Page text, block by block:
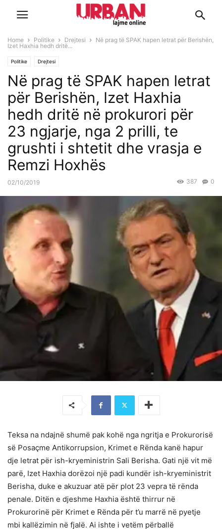
Home Politike Drejtesi
Në prag të SPAK hapen letrat për Berishën,
Izet Haxhia hedh dritë...
Politike Drejtesi
Në prag të SPAK hapen letrat
për Berishën, Izet Haxhia
hedh dritë në prokurori për
23 ngjarje, nga 2 prilli, te
grushti i shtetit dhe vrasja e
Remzi Hoxhës
02/10/2019 0
387
Teksa na ndajnë shumë pak kohë nga ngritja e Prokurorisë
së Posaçme Antikorrupsion, Krimet e Rënda kanë hapur
dje letrat për ish-kryeministrin Sali Berisha. Gati një vit më
parë, Izet Haxhia dorëzoi një padi kundër ish-kryeministrit
Berisha, duke e akuzuar atë për plot 23 vepra të rënda
penale. Ditën e djeshme Haxhia është thirrur në
Prokurorinë për Krimet e Rënda për t’u marrë në pyetje
mbi kallëzimin në fjalë. Ai ishte i vetëm përballë